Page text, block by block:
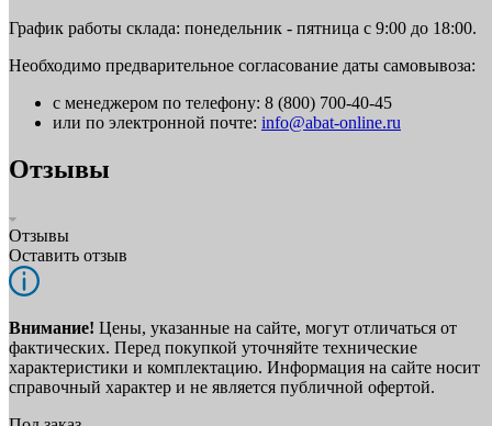
График работы склада: понедельник - пятница с 9:00 до 18:00.
Необходимо предварительное согласование даты самовывоза:
с менеджером по телефону: 8 (800) 700-40-45
или по электронной почте: info@abat-online.ru
Отзывы
Отзывы
Оставить отзыв
Внимание! Цены, указанные на сайте, могут отличаться от
фактических. Перед покупкой уточняйте технические
характеристики и комплектацию. Информация на сайте носит
справочный характер и не является публичной офертой.